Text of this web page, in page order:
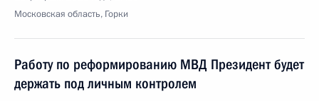
Московская область, Горки
Работу по реформированию МВД Президент будет
держать под личным контролем